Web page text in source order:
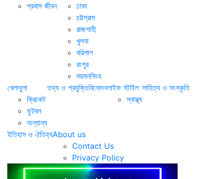
প্রবাস জীবন
ঢাকা
চট্টগ্রাম
রাজশাহী
খুলনা
বরিশাল
রংপুর
ময়মনসিংহ
খেলাধুলা
ক্রিকেট
ফুটবল
অন্যান্য
তথ্য ও প্রযুক্তিবিনোদনলাইফ স্টাইল
স্বাস্থ্য
সাহিত্য ও সংস্কৃতি
ইতিহাস ও ঐতিহ্যAbout us
Contact Us
Privacy Policy